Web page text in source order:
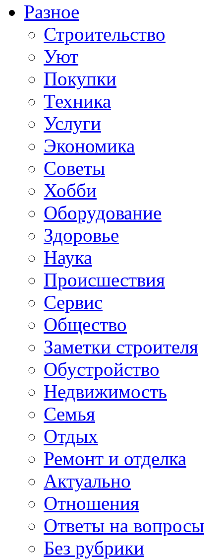
Разное
Строительство
Уют
Покупки
Техника
Услуги
Экономика
Советы
Хобби
Oборудование
Здоровье
Наука
Происшествия
Сервис
Общество
Заметки строителя
Обустройство
Недвижимость
Семья
Отдых
Ремонт и отделка
Актуально
Отношения
Ответы на вопросы
Без рубрики